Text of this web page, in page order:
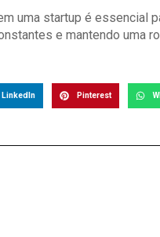
uma startup é essencial
e mantendo uma
LinkedIn Pinterest